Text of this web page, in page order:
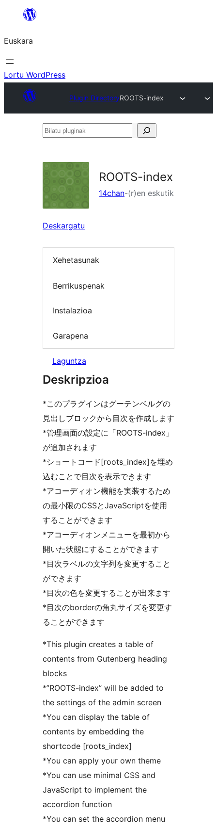
Euskara
Lortu WordPress
Plugin DirectoryROOTS-index
Bilatu
ROOTS-index
14chan-(r)en eskutik
Deskargatu
Xehetasunak
Berrikuspenak
Instalazioa
Garapena
Laguntza
Deskripzioa
*このプラグインはグーテンベルグの
見出しブロックから目次を作成します
*管理画面の設定に「ROOTS-index」
が追加されます
*ショートコード[roots_index]を埋め
込むことで目次を表示できます
*アコーディオン機能を実装するため
の最小限のCSSとJavaScriptを使用
することができます
*アコーディオンメニューを最初から
開いた状態にすることができます
*目次ラベルの文字列を変更すること
ができます
*目次の色を変更することが出来ます
*目次のborderの角丸サイズを変更す
ることができます
*This plugin creates a table of
contents from Gutenberg heading
blocks
*”ROOTS-index” will be added to
the settings of the admin screen
*You can display the table of
contents by embedding the
shortcode [roots_index]
*You can apply your own theme
*You can use minimal CSS and
JavaScript to implement the
accordion function
*You can set the accordion menu